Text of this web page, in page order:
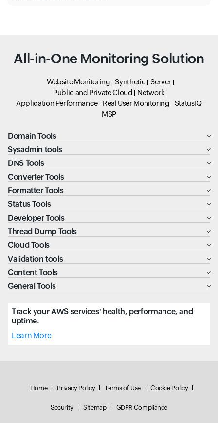
All-in-One Monitoring Solution
Website Monitoring Synthetic
Server
Public and Private Cloud
Network
Application Performance
Real User Monitoring
StatusIQ
MSP
Domain Tools
Sysadmin tools
DNS Tools
Converter Tools
Formatter Tools
Status Tools
Developer Tools
Thread Dump Tools
Cloud Tools
Validation tools
Content Tools
General Tools
Track your AWS services' health, performance, and
uptime.
Learn More
Home Privacy Policy Terms of Use Cookie Policy
Security Sitemap GDPR Compliance